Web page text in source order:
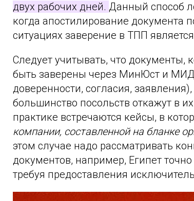
двух рабочих дней. Данный способ
когда апостилирование документа
ситуациях заверение в ТПП
Следует учитывать, что
быть заверены через МинЮст и
доверенности, согласия,
большинство посольств откажут в
практике встречаются кейсы, в
компании, составленной на бланке
этом случае надо рассматривать
документов, например, Египет
требуя предоставления